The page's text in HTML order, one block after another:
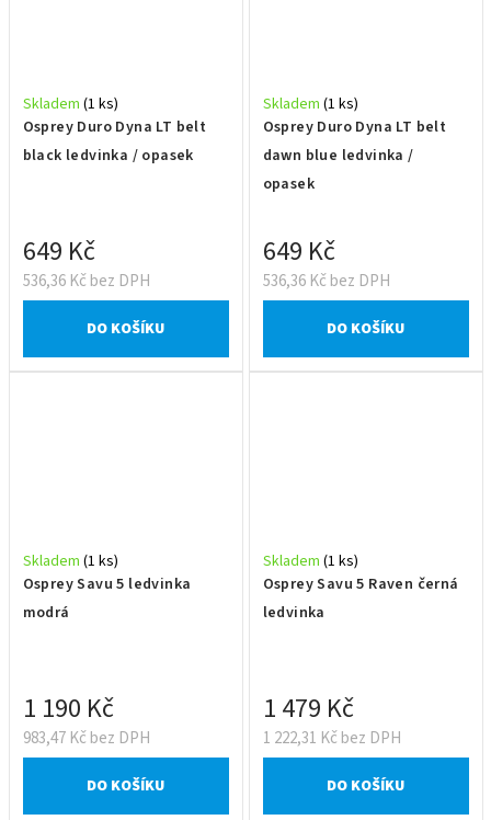
Osprey Duro Dyna LT belt
black ledvinka / opasek
Skladem (1 ks)
536,36 Kč bez DPH
649 Kč
DO KOŠÍKU
Osprey Duro Dyna LT belt
dawn blue ledvinka /
opasek
Skladem (1 ks)
536,36 Kč bez DPH
649 Kč
DO KOŠÍKU
Osprey Savu 5 ledvinka
modrá
Skladem (1 ks)
983,47 Kč bez DPH
1 190 Kč
DO KOŠÍKU
Osprey Savu 5 Raven černá
ledvinka
Skladem (1 ks)
1 222,31 Kč bez DPH
1 479 Kč
DO KOŠÍKU